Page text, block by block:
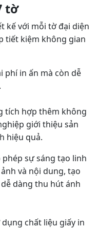
tờ
kế với mỗi tờ đại diện
tiết kiệm không gian
phí in ấn mà còn dễ
tích hợp thêm không
giới thiệu sản
hiệu quả.
sự sáng tạo linh
và nội dung, tạo
dàng thu hút ánh
chất liệu giấy in